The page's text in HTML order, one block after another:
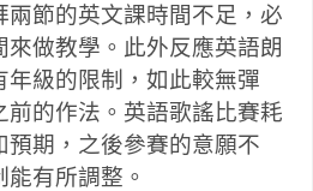
兩節的英文課時間不足，必
來做教學。此外反應英語朗
年級的限制，如此較無彈
前的作法。英語歌謠比賽耗
預期，之後參賽的意願不
有所調整。